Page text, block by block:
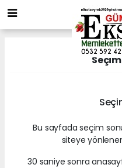
Bu sayfada seçim
siteye
30 saniye sonra